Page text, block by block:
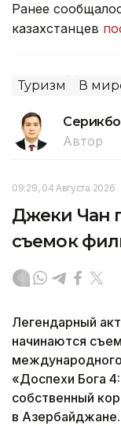
Ранее
казахстанцев
Туризм В
Автор
09:29, 04 Августа 2026
Джеки Чан
съемок
Легендарный
начинаются
«Доспехи Бога
собственный
в Азербайджане.